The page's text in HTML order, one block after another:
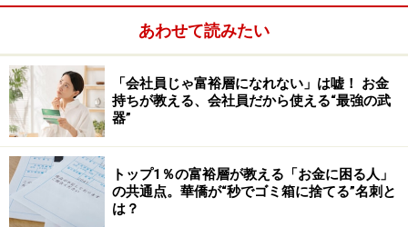
言がきっかけでした。
「夫が去年、いきなり仕事を辞めて農家になりたいと言
い出したこと。しかも、私が妊娠してしまい、なんでこ
んな時にと混乱しました」
あわせて読みたい
「会社員じゃ富裕層になれない」は嘘！ お金
持ちが教える、会社員だから使える“最強の武
器”
トップ1％の富裕層が教える「お金に困る人」
の共通点。華僑が“秒でゴミ箱に捨てる”名刺と
は？